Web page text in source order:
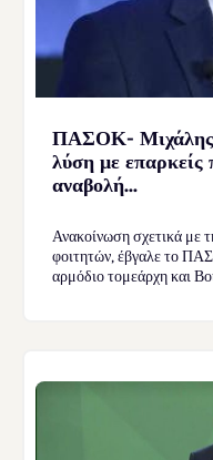
ΠΑΣΟΚ- Μιχάλης
λύση με επαρκείς
αναβολή...
Ανακοίνωση σχετικά με
φοιτητών, έβγαλε το
αρμόδιο τομεάρχη και